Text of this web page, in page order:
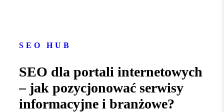
SEO HUB
SEO dla portali internetowych
– jak pozycjonować serwisy
informacyjne i branżowe?